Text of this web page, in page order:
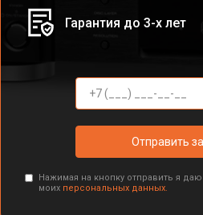
Гарантия до 3-х лет
Отправить
Нажимая на кнопку отправить я
моих персональных данных.